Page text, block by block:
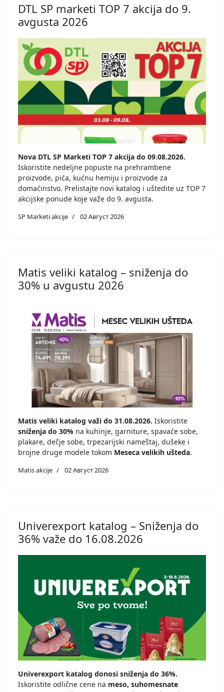
DTL SP marketi TOP 7 akcija do 9.
avgusta 2026
Nova DTL SP Marketi TOP 7 akcija do 09.08.2026.
Iskoristite nedeljne popuste na prehrambene
proizvode, pića, kućnu hemiju i proizvode za
domaćinstvo. Prelistajte novi katalog i uštedite uz TOP 7
akcijske ponude koje važe do 9. avgusta.
SP Marketi akcije 02 Август 2026
Matis veliki katalog – sniženja do
30% u avgustu 2026
Matis veliki katalog važi do 31.08.2026. Iskoristite
sniženja do 30% na kuhinje, garniture, spavaće sobe,
plakare, dečje sobe, trpezarijski nameštaj, dušeke i
brojne druge modele tokom Meseca velikih ušteda.
Matis akcije 02 Август 2026
Univerexport katalog – Sniženja do
36% važe do 16.08.2026
Univerexport katalog donosi sniženja do 36%.
Iskoristite odlične cene na meso, suhomesnate